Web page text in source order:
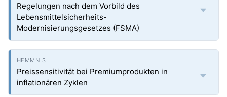
Regelungen nach dem Vorbild des
Lebensmittelsicherheits-
Modernisierungsgesetzes (FSMA)
Preissensitivität bei Premiumprodukten in
inflationären Zyklen